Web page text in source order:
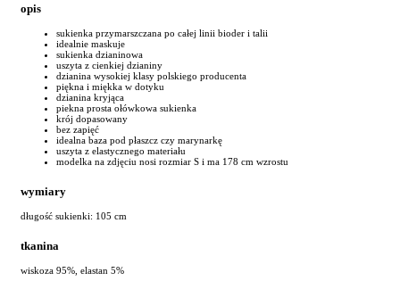
opis
sukienka przymarszczana po całej linii bioder i talii
idealnie maskuje
sukienka dzianinowa
uszyta z cienkiej dzianiny
dzianina wysokiej klasy polskiego producenta
piękna i miękka w dotyku
dzianina kryjąca
piekna prosta ołówkowa sukienka
krój dopasowany
bez zapięć
idealna baza pod płaszcz czy marynarkę
uszyta z elastycznego materiału
modelka na zdjęciu nosi rozmiar S i ma 178 cm wzrostu
wymiary
długość sukienki: 105 cm
tkanina
wiskoza 95%, elastan 5%